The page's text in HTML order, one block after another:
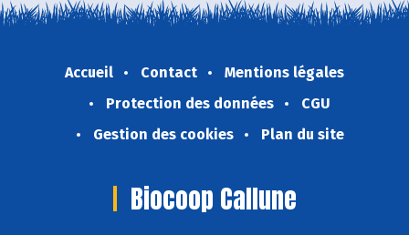
Accueil Contact
Mentions légales
Protection des données
CGU
Gestion des cookies
Plan du site
Biocoop Callune